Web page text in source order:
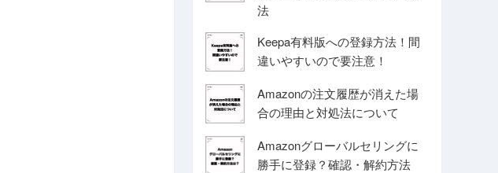
法
Keepa有料版への登録方法！間
違いやすいので要注意！
Amazonの注文履歴が消えた場
合の理由と対処法について
Amazonグローバルセリングに
勝手に登録？確認・解約方法